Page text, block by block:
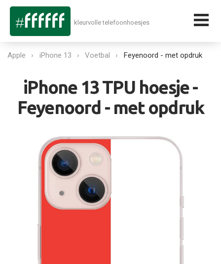
kleurvolle telefoonhoesjes
Apple iPhone 13 Voetbal Feyenoord - met opdruk
iPhone 13 TPU hoesje -
Feyenoord - met opdruk